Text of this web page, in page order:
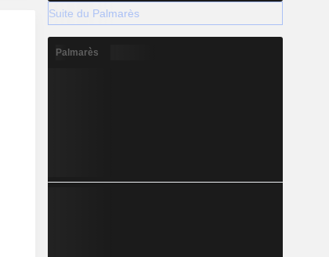
Suite du Palmarès
Palmarès